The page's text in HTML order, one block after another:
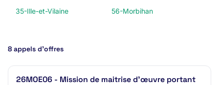
35-Ille-et-Vilaine
56-Morbihan
8 appels d’offres
26MOE06 - Mission de maitrise d’œuvre portant